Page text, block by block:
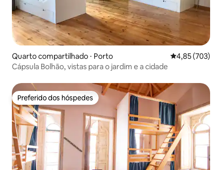
Quarto compartilhado ⋅ Porto 4,85 de uma
4,85 (703)
Cápsula Bolhão, vistas para o jardim e a cidade
Preferido dos hóspedes
Preferido dos hóspedes